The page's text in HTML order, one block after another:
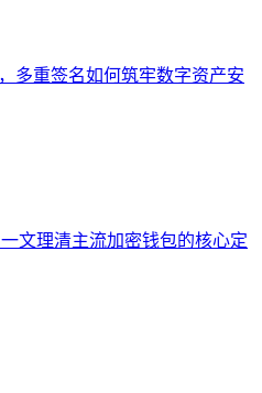
多重签名如何筑牢数字资产安
文理清主流加密钱包的核心定